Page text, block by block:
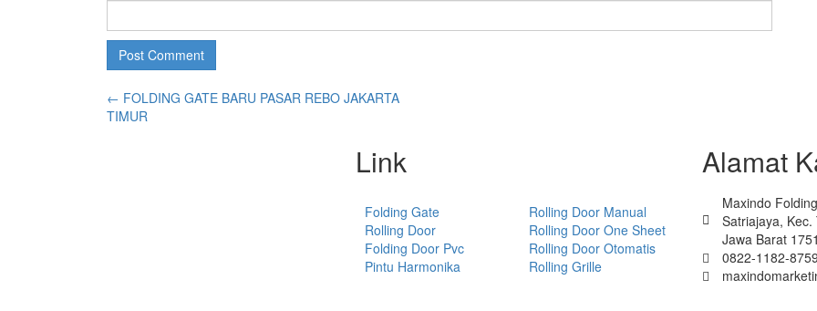
← FOLDING GATE BARU PASAR REBO JAKARTA
TIMUR
Link
Folding Gate
Rolling Door
Folding Door Pvc
Pintu Harmonika
Rolling Door Manual
Rolling Door One Sheet
Rolling Door Otomatis
Rolling Grille
Alamat
Maxindo
Satriajaya,
Jawa Barat
0822-1182-